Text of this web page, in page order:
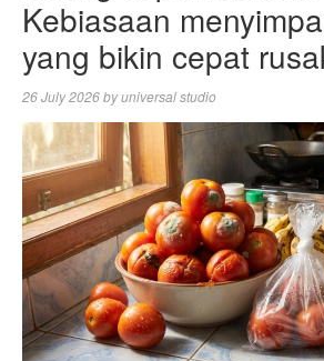
Kebiasaan
yang bikin cepat
26 July 2026byuniversal studio